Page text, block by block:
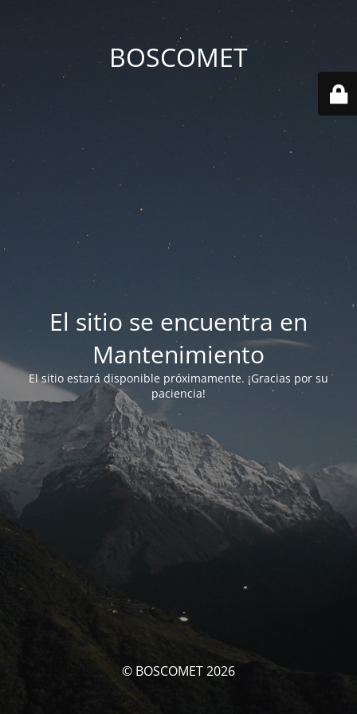
BOSCOMET
El sitio se encuentra en
Mantenimiento
El sitio estará disponible próximamente. ¡Gracias por su
paciencia!
© BOSCOMET 2026